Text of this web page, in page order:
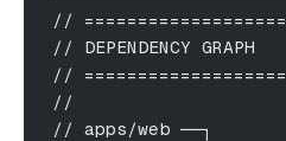
//
// DEPENDENCY GRAPH
//
//
// apps/web ──┐